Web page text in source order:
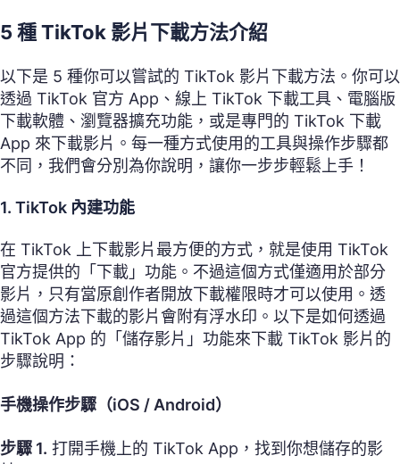
5 種 TikTok 影片下載方法介紹
以下是 5 種你可以嘗試的 TikTok 影片下載方法。你可以
透過 TikTok 官方 App、線上 TikTok 下載工具、電腦版
下載軟體、瀏覽器擴充功能，或是專門的 TikTok 下載
App 來下載影片。每一種方式使用的工具與操作步驟都
不同，我們會分別為你說明，讓你一步步輕鬆上手！
1. TikTok 內建功能
在 TikTok 上下載影片最方便的方式，就是使用 TikTok
官方提供的「下載」功能。不過這個方式僅適用於部分
影片，只有當原創作者開放下載權限時才可以使用。透
過這個方法下載的影片會附有浮水印。以下是如何透過
TikTok App 的「儲存影片」功能來下載 TikTok 影片的
步驟說明：
手機操作步驟（iOS / Android）
步驟 1. 打開手機上的 TikTok App，找到你想儲存的影